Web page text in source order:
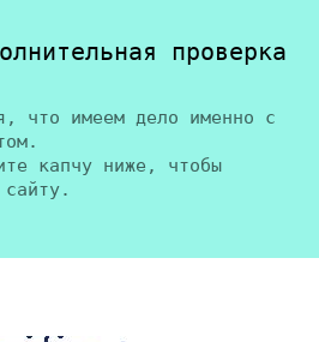
проверка
что имеем дело именно с
капчу ниже, чтобы